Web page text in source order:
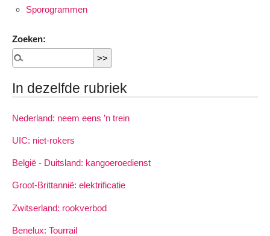
Sporogrammen
Zoeken:
In dezelfde rubriek
Nederland: neem eens ’n trein
UIC: niet-rokers
België - Duitsland: kangoeroedienst
Groot-Brittannië: elektrificatie
Zwitserland: rookverbod
Benelux: Tourrail